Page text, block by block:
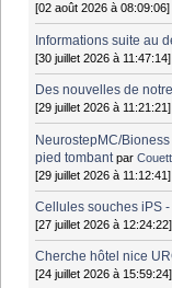
[02 août 2026 à 08:09:06]
Informations suite au
[30 juillet 2026 à 11:47:14]
Des nouvelles de
[29 juillet 2026 à 11:21:21]
NeurostepMC/
pied tombant par
[29 juillet 2026 à 11:12:41]
Cellules souches iPS
[27 juillet 2026 à 12:24:22]
Cherche hôtel nice
[24 juillet 2026 à 15:59:24]